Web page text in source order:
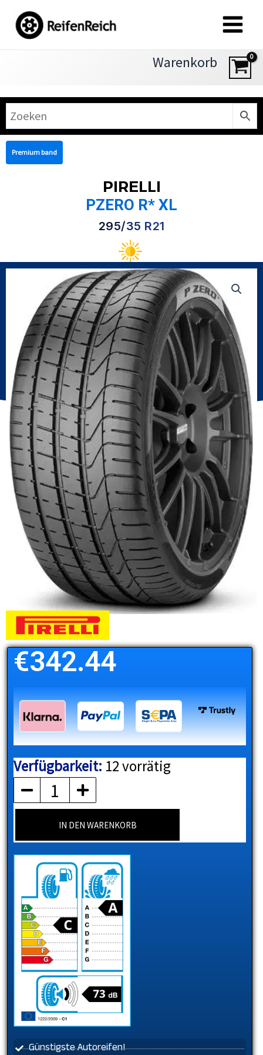
Inhalt
springen
Warenkorb
Premium band
PIRELLI
PZERO R* XL
295/35 R21
€342.44
Verfügbarkeit: 12 vorrätig
PIRELLI
Menge
IN DEN WARENKORB
Günstigste Autoreifen!